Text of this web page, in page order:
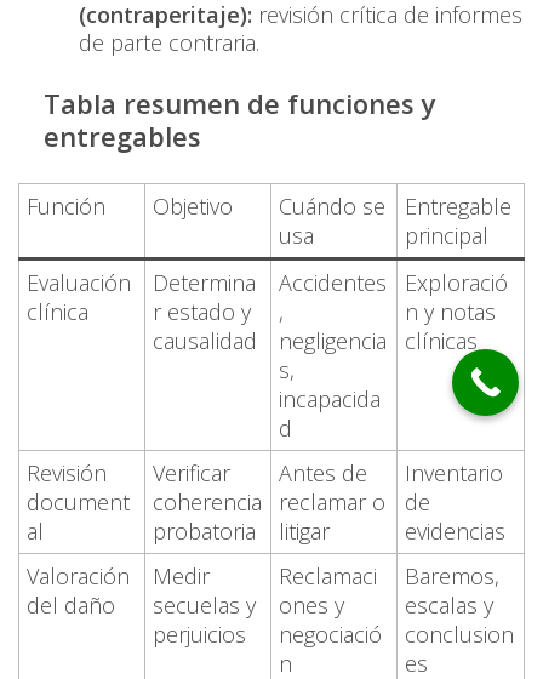
(contraperitaje): revisión crítica de informes
de parte contraria.
Tabla resumen de funciones y
entregables
Función Objetivo
Cuándo se
usa
Entregable
principal
Evaluación
clínica
Determina
r estado y
causalidad
Accidentes
,
negligencia
s,
incapacida
d
Exploració
n y notas
clínicas
Revisión
document
al
Verificar
coherencia
probatoria
Antes de
reclamar o
litigar
Inventario
de
evidencias
Valoración
del daño
Medir
secuelas y
perjuicios
Reclamaci
ones y
negociació
n
Baremos,
escalas y
conclusion
es